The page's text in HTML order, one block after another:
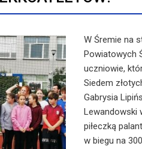
W Śremie na
Powiatowych
uczniowie,
Siedem
Gabrysia
Lewandowski
piłeczką
w biegu na